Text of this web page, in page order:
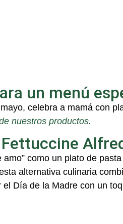
un menú
celebra a mamá con
nuestros productos.
amo” como un plato de pasta
a alternativa culinaria
el Día de la Madre con un